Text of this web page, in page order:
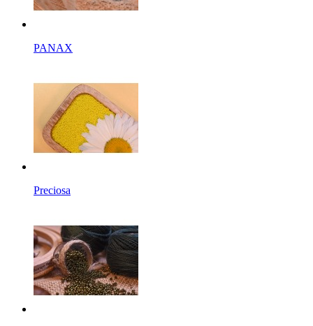
PANAX
Preciosa